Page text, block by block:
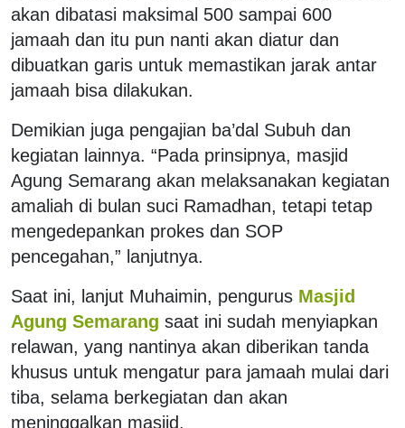
akan dibatasi maksimal 500 sampai 600
jamaah dan itu pun nanti akan diatur dan
dibuatkan garis untuk memastikan jarak antar
jamaah bisa dilakukan.
Demikian juga pengajian ba’dal Subuh dan
kegiatan lainnya. “Pada prinsipnya, masjid
Agung Semarang akan melaksanakan kegiatan
amaliah di bulan suci Ramadhan, tetapi tetap
mengedepankan prokes dan SOP
pencegahan,” lanjutnya.
Saat ini, lanjut Muhaimin, pengurus Masjid
Agung Semarang saat ini sudah menyiapkan
relawan, yang nantinya akan diberikan tanda
khusus untuk mengatur para jamaah mulai dari
tiba, selama berkegiatan dan akan
meninggalkan masjid.